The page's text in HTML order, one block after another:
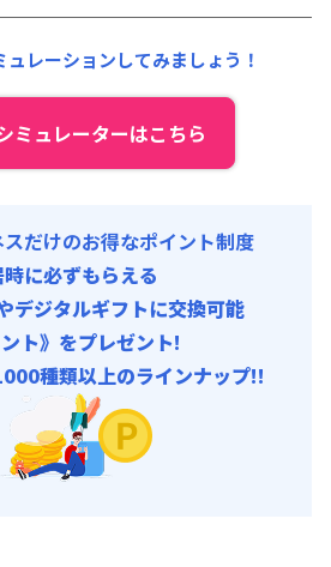
レーションしてみましょう！
ミュレーターはこちら
だけのお得なポイント制度
に必ずもらえる
デジタルギフトに交換可能
ト》をプレゼント!
種類以上のラインナップ!!